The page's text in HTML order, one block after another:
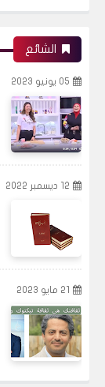
الشائع
05 يونيو 2023
12 ديسمبر 2022
21 مايو 2023